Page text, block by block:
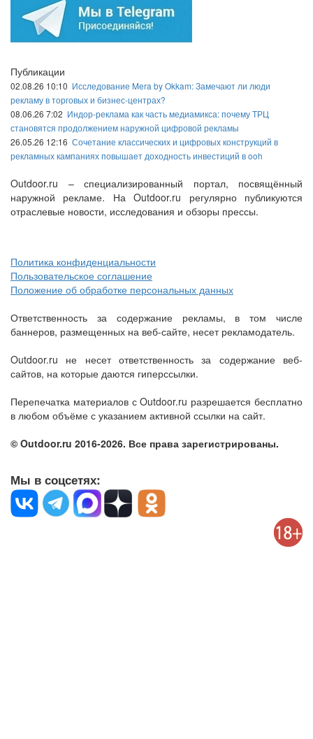
Публикации
02.08.26 10:10 Исследование Mera by Okkam: Замечают ли люди
рекламу в торговых и бизнес-центрах?
08.06.26 7:02 Индор-реклама как часть медиамикса: почему ТРЦ
становятся продолжением наружной цифровой рекламы
26.05.26 12:16 Сочетание классических и цифровых конструкций в
рекламных кампаниях повышает доходность инвестиций в ooh
Outdoor.ru – специализированный портал, посвящённый
наружной рекламе. На Outdoor.ru регулярно публикуются
отраслевые новости, исследования и обзоры прессы.
Политика конфиденциальности
Пользовательское соглашение
Положение об обработке персональных данных
Ответственность за содержание рекламы, в том числе
баннеров, размещенных на веб-сайте, несет рекламодатель.
Outdoor.ru не несет ответственность за содержание веб-
сайтов, на которые даются гиперссылки.
Перепечатка материалов с Outdoor.ru разрешается бесплатно
в любом объёме с указанием активной ссылки на сайт.
© Outdoor.ru 2016-2026. Все права зарегистрированы.
Мы в соцсетях: